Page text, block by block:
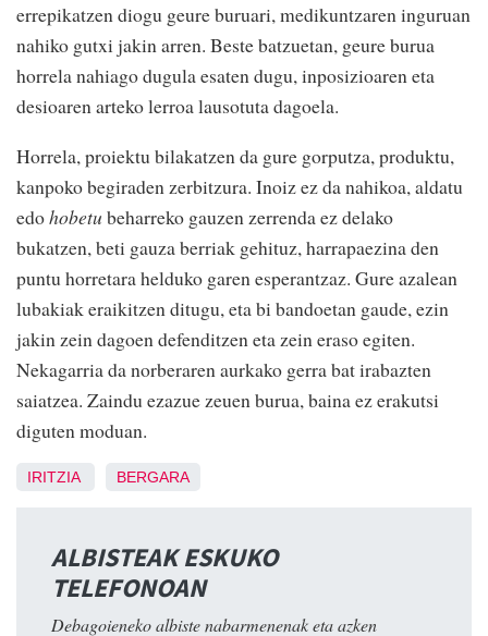
errepikatzen diogu geure buruari, medikuntzaren inguruan
nahiko gutxi jakin arren. Beste batzuetan, geure burua
horrela nahiago dugula esaten dugu, inposizioaren eta
desioaren arteko lerroa lausotuta dagoela.
Horrela, proiektu bilakatzen da gure gorputza, produktu,
kanpoko begiraden zerbitzura. Inoiz ez da nahikoa, aldatu
edohobetu beharreko gauzen zerrenda ez delako
bukatzen, beti gauza berriak gehituz, harrapaezina den
puntu horretara helduko garen esperantzaz. Gure azalean
lubakiak eraikitzen ditugu, eta bi bandoetan gaude, ezin
jakin zein dagoen defenditzen eta zein eraso egiten.
Nekagarria da norberaren aurkako gerra bat irabazten
saiatzea. Zaindu ezazue zeuen burua, baina ez erakutsi
diguten moduan.
IRITZIA BERGARA
ALBISTEAK ESKUKO
TELEFONOAN
Debagoieneko albiste nabarmenenak eta azken